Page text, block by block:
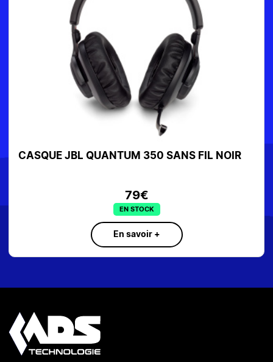
CASQUE GAMING ASUS ROG DELTA AVEC FIL
199€
EN STOCK
En savoir +